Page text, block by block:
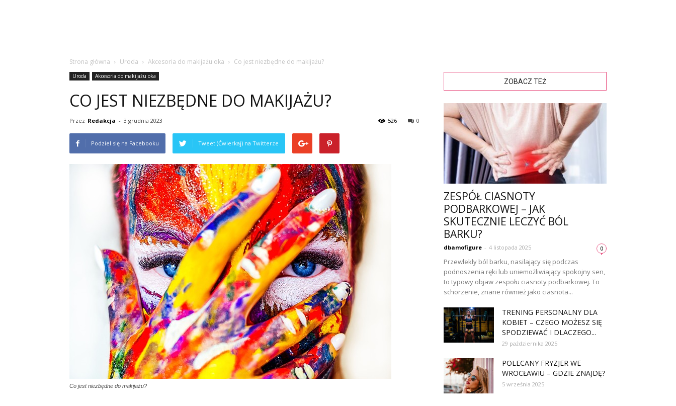
Strona główna Uroda Akcesoria do makijażu oka Co jest niezbędne do makijażu?
Uroda Akcesoria do makijażu oka
CO JEST NIEZBĘDNE DO MAKIJAŻU?
Przez Redakcja - 3 grudnia 2023 0
526
Podziel się na Facebooku Tweet (Ćwierkaj) na Twitterze
Co jest niezbędne do makijażu?
ZOBACZ TEŻ
ZESPÓŁ CIASNOTY
PODBARKOWEJ – JAK
SKUTECZNIE LECZYĆ BÓL
BARKU?
dbamofigure - 4 listopada 2025 0
Przewlekły ból barku, nasilający się podczas
podnoszenia ręki lub uniemożliwiający spokojny sen,
to typowy objaw zespołu ciasnoty podbarkowej. To
schorzenie, znane również jako ciasnota...
TRENING PERSONALNY DLA
KOBIET – CZEGO MOŻESZ SIĘ
SPODZIEWAĆ I DLACZEGO...
29 października 2025
POLECANY FRYZJER WE
WROCŁAWIU – GDZIE ZNAJDĘ?
5 września 2025